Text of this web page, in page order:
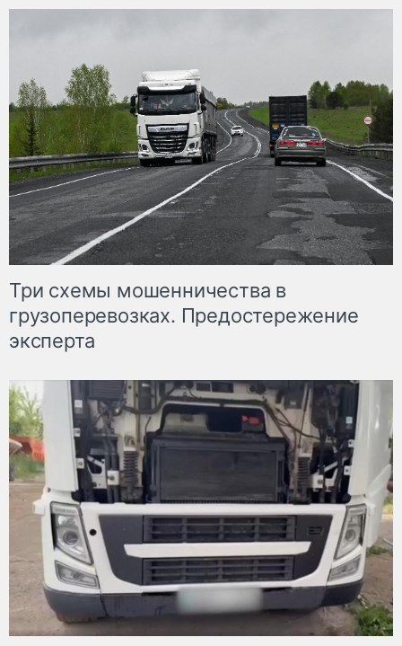
Три схемы мошенничества в
грузоперевозках. Предостережение
эксперта